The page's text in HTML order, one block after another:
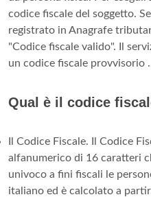
codice fiscale del soggetto.
registrato in Anagrafe
"Codice fiscale valido". Il
un codice fiscale provvisorio
Qual è il codice
Il Codice Fiscale. Il Codice
alfanumerico di 16 caratteri
univoco a fini fiscali le
italiano ed è calcolato a